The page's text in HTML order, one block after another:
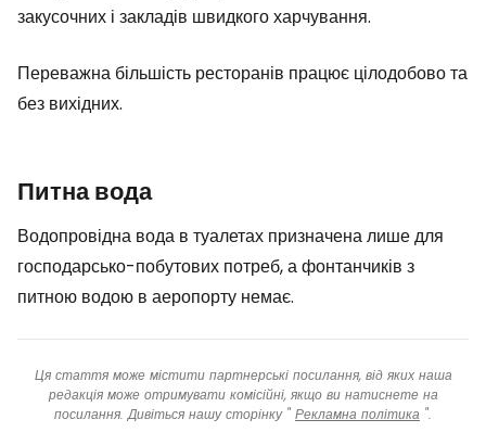
закусочних і закладів швидкого харчування.
Переважна більшість ресторанів працює цілодобово та
без вихідних.
Питна вода
Водопровідна вода в туалетах призначена лише для
господарсько-побутових потреб, а фонтанчиків з
питною водою в аеропорту немає.
Ця стаття може містити партнерські посилання, від яких наша
редакція може отримувати комісійні, якщо ви натиснете на
посилання. Дивіться нашу сторінку " Рекламна політика ".